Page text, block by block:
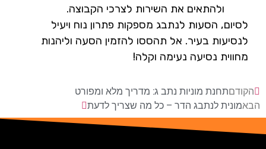
ולהתאים את השירות לצרכי הקבוצה.
לסיום, הסעות לנתבג מספקות פתרון נוח ויעיל
לנסיעות בעיר. אל תהססו להזמין הסעה וליהנות
מחווית נסיעה נעימה וקלה!
הקודםתחנת מוניות נתב ג: מדריך מלא ומפורט
הבאמונית לנתבג הדר – כל מה שצריך לדעת